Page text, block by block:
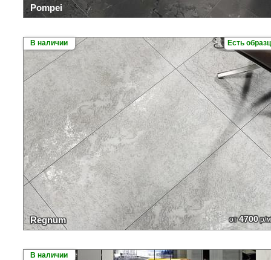
Pompei
Есть
В наличии
Regnum от4700р/
В наличии